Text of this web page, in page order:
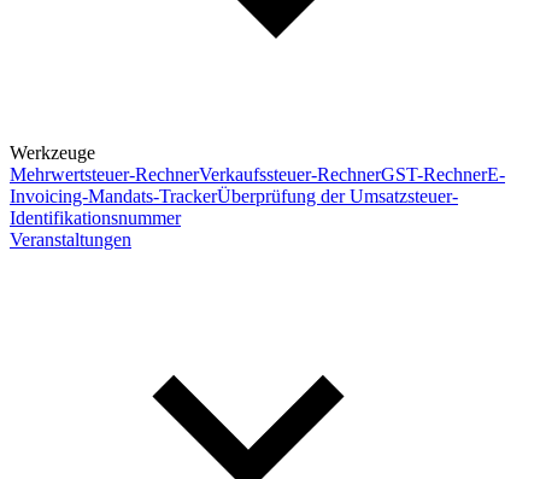
Werkzeuge
Mehrwertsteuer-RechnerVerkaufssteuer-RechnerGST-RechnerE-
Invoicing-Mandats-TrackerÜberprüfung der Umsatzsteuer-
Identifikationsnummer
Veranstaltungen